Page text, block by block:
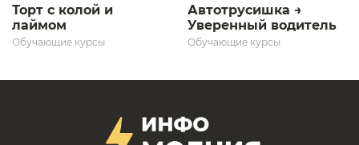
Торт с колой и
лаймом
Обучающие курсы
Автотрусишка →
Уверенный водитель​
Обучающие курсы